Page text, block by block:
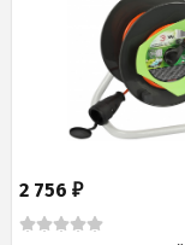
2 756 ₽